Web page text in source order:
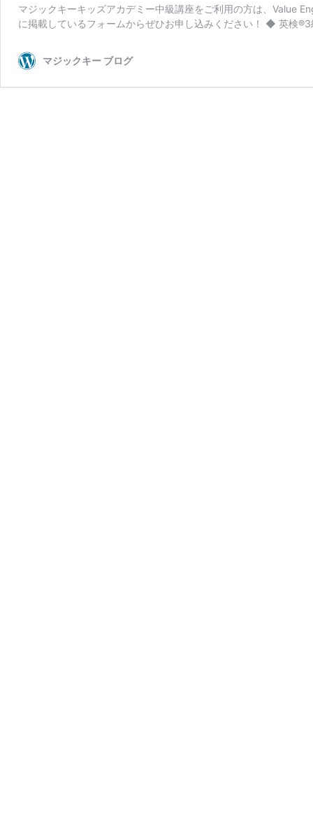
マジックキーキッズアカデミー中級講座をご利用の方は、Value
に掲載しているフォームからぜひお申し込みください！ ◆ 英検
マジックキー ブログ